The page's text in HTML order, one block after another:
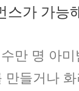
스가 가능
만 명 아
만들거나